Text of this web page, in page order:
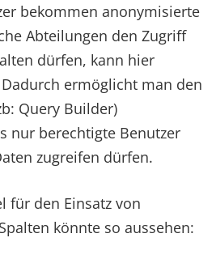
bekommen anonymisierte
Abteilungen den Zugriff
dürfen, kann hier
ermöglicht man den
Query Builder)
nur berechtigte Benutzer
zugreifen dürfen.
für den Einsatz von
könnte so aussehen: